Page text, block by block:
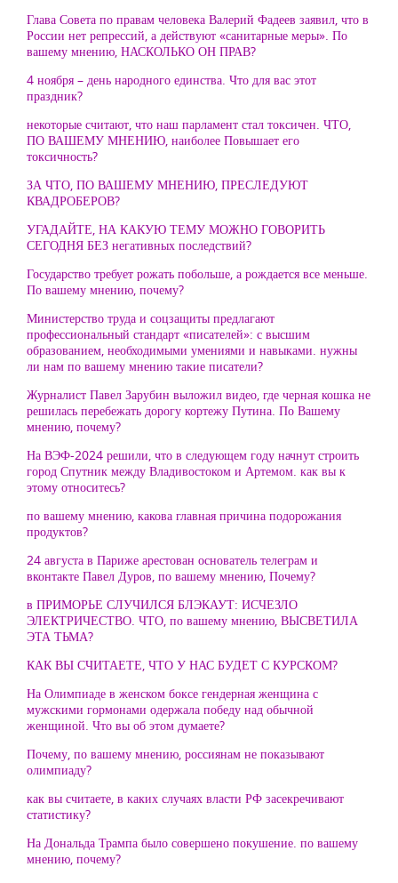
Глава Совета по правам человека Валерий Фадеев заявил, что в
России нет репрессий, а действуют «санитарные меры». По
вашему мнению, НАСКОЛЬКО ОН ПРАВ?
4 ноября – день народного единства. Что для вас этот
праздник?
некоторые считают, что наш парламент стал токсичен. ЧТО,
ПО ВАШЕМУ МНЕНИЮ, наиболее Повышает его
токсичность?
ЗА ЧТО, ПО ВАШЕМУ МНЕНИЮ, ПРЕСЛЕДУЮТ
КВАДРОБЕРОВ?
УГАДАЙТЕ, НА КАКУЮ ТЕМУ МОЖНО ГОВОРИТЬ
СЕГОДНЯ БЕЗ негативных последствий?
Государство требует рожать побольше, а рождается все меньше.
По вашему мнению, почему?
Министерство труда и соцзащиты предлагают
профессиональный стандарт «писателей»: с высшим
образованием, необходимыми умениями и навыками. нужны
ли нам по вашему мнению такие писатели?
Журналист Павел Зарубин выложил видео, где черная кошка не
решилась перебежать дорогу кортежу Путина. По Вашему
мнению, почему?
На ВЭФ-2024 решили, что в следующем году начнут строить
город Спутник между Владивостоком и Артемом. как вы к
этому относитесь?
по вашему мнению, какова главная причина подорожания
продуктов?
24 августа в Париже арестован основатель телеграм и
вконтакте Павел Дуров, по вашему мнению, Почему?
в ПРИМОРЬЕ СЛУЧИЛСЯ БЛЭКАУТ: ИСЧЕЗЛО
ЭЛЕКТРИЧЕСТВО. ЧТО, по вашему мнению, ВЫСВЕТИЛА
ЭТА ТЬМА?
КАК ВЫ СЧИТАЕТЕ, ЧТО У НАС БУДЕТ С КУРСКОМ?
На Олимпиаде в женском боксе гендерная женщина с
мужскими гормонами одержала победу над обычной
женщиной. Что вы об этом думаете?
Почему, по вашему мнению, россиянам не показывают
олимпиаду?
как вы считаете, в каких случаях власти РФ засекречивают
статистику?
На Дональда Трампа было совершено покушение. по вашему
мнению, почему?